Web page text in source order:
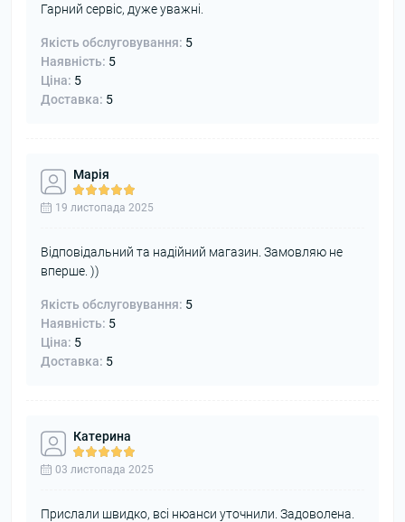
Гарний сервіс, дуже уважні.
Якість обслуговування: 5
Наявність: 5
Ціна: 5
Доставка: 5
Марія
19 листопада 2025
Відповідальний та надійний магазин. Замовляю не
вперше. ))
Якість обслуговування: 5
Наявність: 5
Ціна: 5
Доставка: 5
Катерина
03 листопада 2025
Прислали швидко, всі нюанси уточнили. Задоволена.